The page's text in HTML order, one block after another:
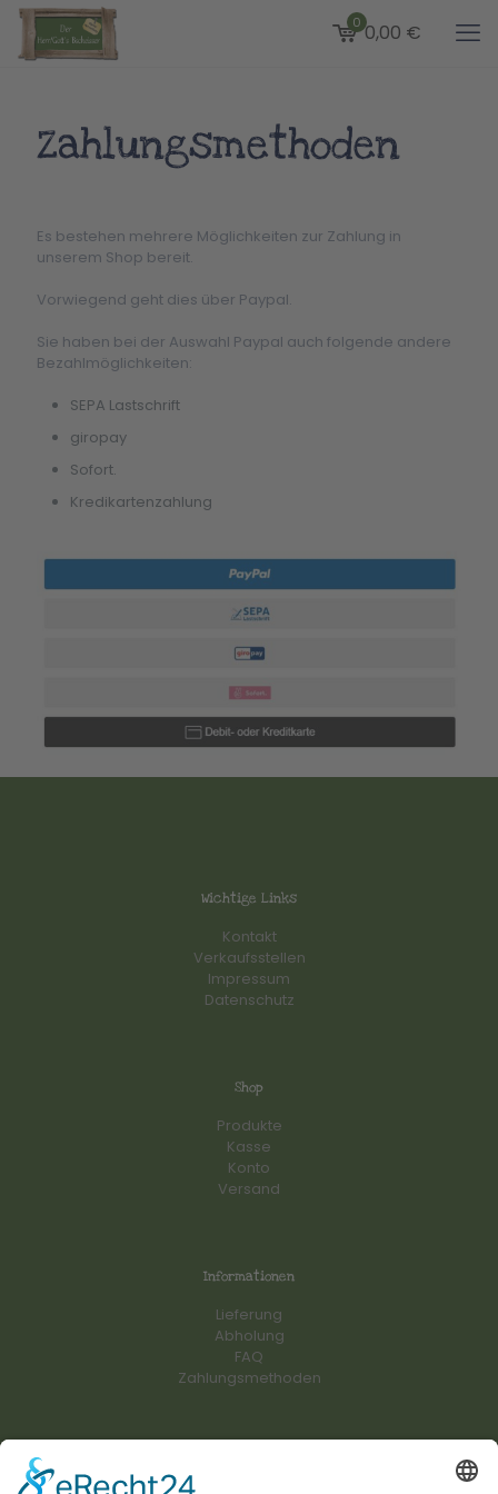
0 0,00 €
Zahlungsmethoden
Es bestehen mehrere Möglichkeiten zur Zahlung in
unserem Shop bereit.
Vorwiegend geht dies über Paypal.
Sie haben bei der Auswahl Paypal auch folgende andere
Bezahlmöglichkeiten:
SEPA Lastschrift
giropay
Sofort.
Kredikartenzahlung
Wichtige Links
Kontakt
Verkaufsstellen
Impressum
Datenschutz
Shop
Produkte
Kasse
Konto
Versand
Informationen
Lieferung
Abholung
FAQ
Zahlungsmethoden